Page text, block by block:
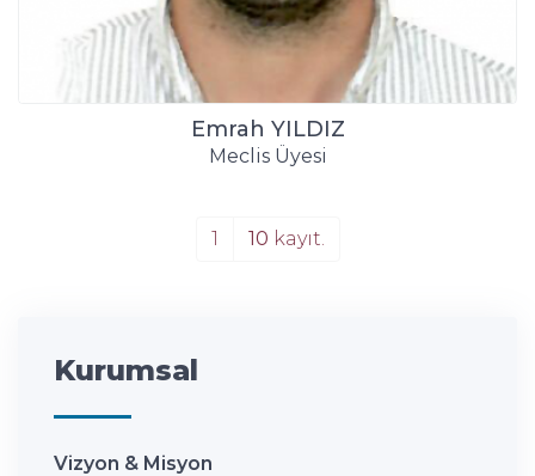
Emrah YILDIZ
Meclis Üyesi
1 10 kayıt.
Kurumsal
Vizyon & Misyon